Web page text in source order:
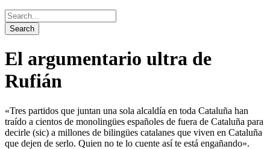
El argumentario ultra de
Rufián
«Tres partidos que juntan una sola alcaldía en toda Cataluña han
traído a cientos de monolingües españoles de fuera de Cataluña para
decirle (sic) a millones de bilingües catalanes que viven en Cataluña
que dejen de serlo. Quien no te lo cuente así te está engañando».